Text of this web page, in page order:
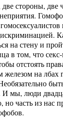
две стороны,
на стену и
в том, что
отстоять
на лбах
И мы, люди
но часть из нас